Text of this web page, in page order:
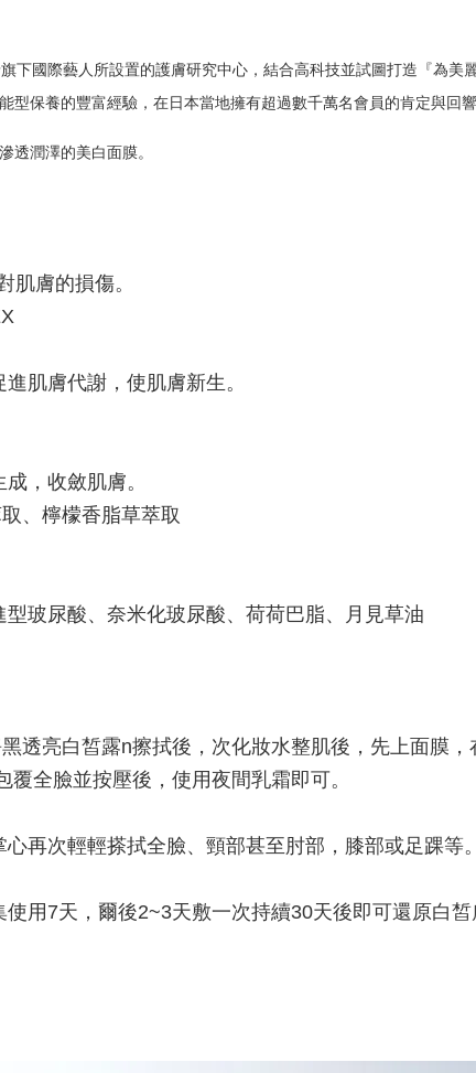
下國際藝人所設置的護膚研究中心，結合高科技並試圖打造『為美
型保養的豐富經驗，在日本當地擁有超過數千萬名會員的肯定與回響
透潤澤的美白面膜。
肌膚的損傷。
肌膚代謝，使肌膚新生。
，收斂肌膚。
、檸檬香脂草萃取
玻尿酸、奈米化玻尿酸、荷荷巴脂、月見草油
透亮白皙露n擦拭後，次化妝水整肌後，先上面膜
全臉並按壓後，使用夜間乳霜即可。
再次輕輕搽拭全臉、頸部甚至肘部，膝部或足踝等。
用7天，爾後2~3天敷一次持續30天後即可還原白